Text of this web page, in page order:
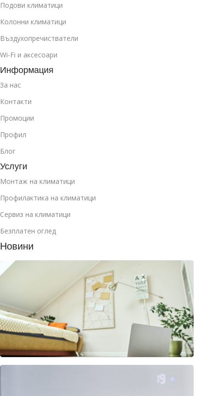
Подови климатици
Колонни климатици
Въздухопречистватели
Wi-Fi и аксесоари
Информация
За нас
Контакти
Промоции
Профил
Блог
Услуги
Монтаж на климатици
Профилактика на климатици
Сервиз на климатици
Безплатен оглед
Новини